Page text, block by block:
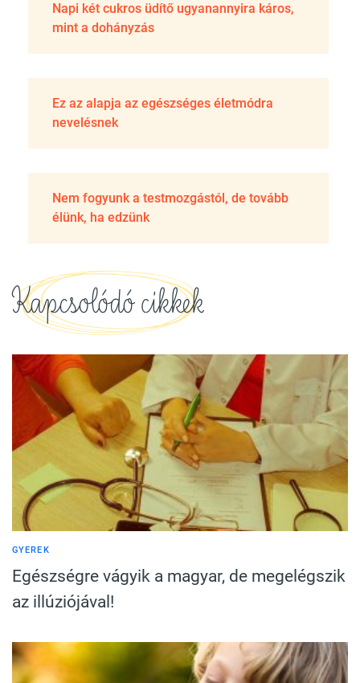
Napi két cukros üdítő ugyanannyira káros,
mint a dohányzás
Ez az alapja az egészséges életmódra
nevelésnek
Nem fogyunk a testmozgástól, de tovább
élünk, ha edzünk
Kapcsolódó cikkek
GYEREK
Egészségre vágyik a magyar, de megelégszik
az illúziójával!